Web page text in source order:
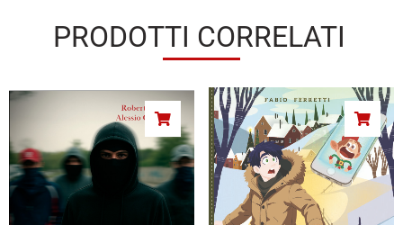
PRODOTTI CORRELATI